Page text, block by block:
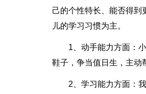
己的个性特长、能否得到
儿的学习习惯为主。
1、动手能力方面：
鞋子，争当值日生，主动
2、学习能力方面：